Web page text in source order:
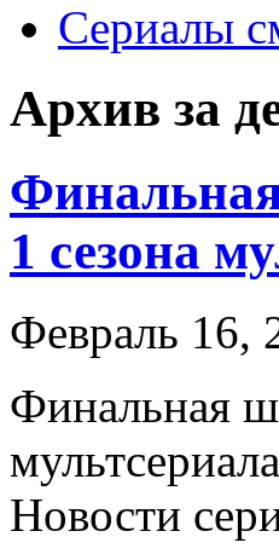
Сериалы
Архив за
1 сезона
Февраль 16,
Финaльнaя
Новости